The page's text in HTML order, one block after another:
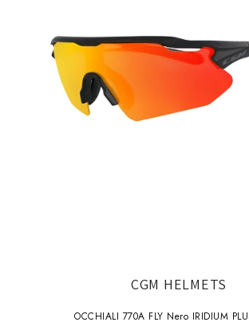
CGM HELMETS
OCCHIALI 770A FLY Nero IRIDIUM